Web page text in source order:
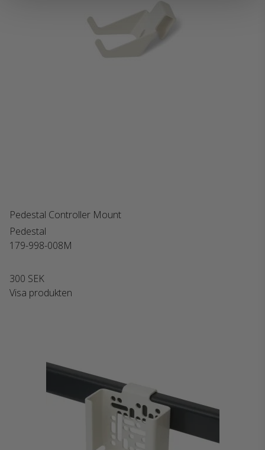
Pedestal Controller Mount
Pedestal
179-998-008M
300 SEK
Visa produkten